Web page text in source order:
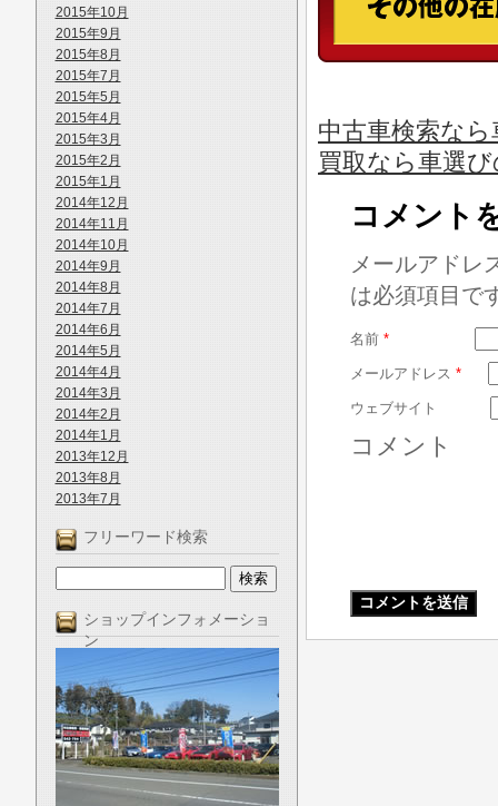
2015年10月
2015年9月
2015年8月
2015年7月
2015年5月
2015年4月
2015年3月
2015年2月
2015年1月
2014年12月
2014年11月
2014年10月
2014年9月
2014年8月
2014年7月
2014年6月
2014年5月
2014年4月
2014年3月
2014年2月
2014年1月
2013年12月
2013年8月
2013年7月
フリーワード検索
ショップインフォメーショ
ン
中古車検索な
買取なら車選
コメント
メールアドレ
は必須項目で
名前 *
メールアドレス *
ウェブサイト
コメント